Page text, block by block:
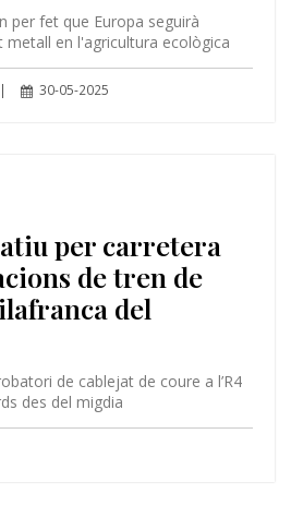
per fet que Europa seguirà
en l'agricultura ecològica
30-05-2025
per carretera
de tren de
del
de cablejat de coure a l’R4
des del migdia